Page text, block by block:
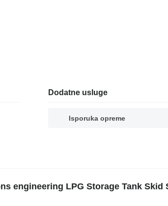
Dodatne usluge
Isporuka opreme
engineering LPG Storage Tank Skid